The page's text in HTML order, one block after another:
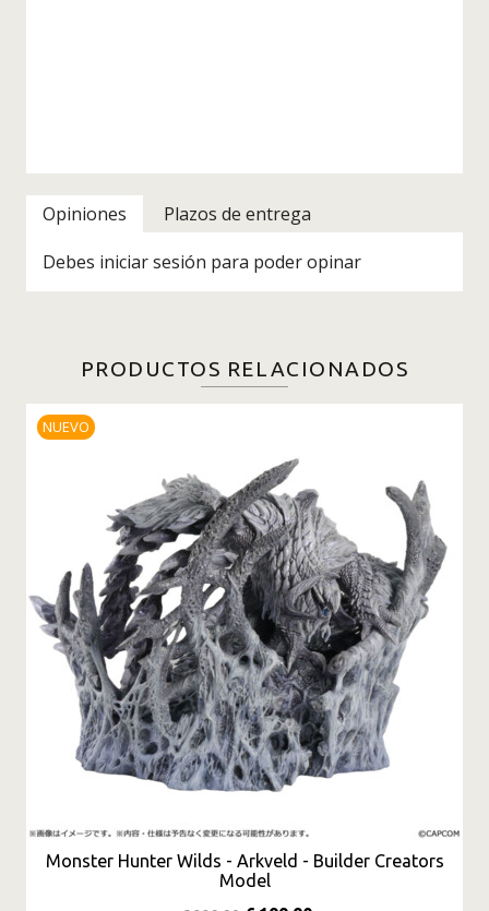
Opiniones
Plazos de entrega
Debes iniciar sesión para poder opinar
PRODUCTOS RELACIONADOS
NUEVO
Monster Hunter Wilds - Arkveld - Builder Creators
Model